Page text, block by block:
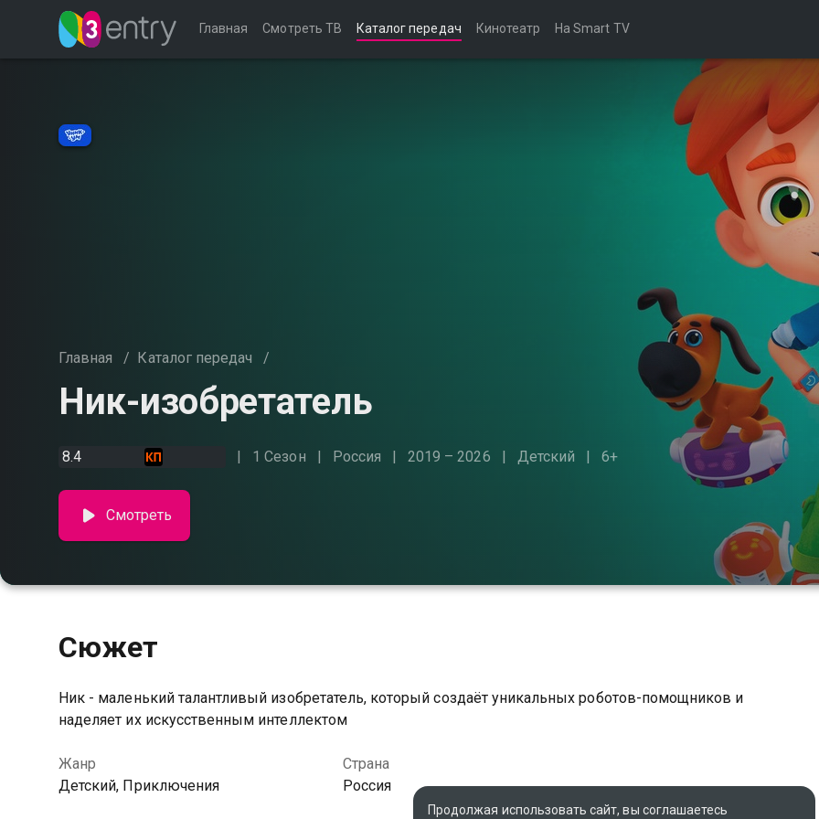
Главная Смотреть ТВ Каталог передач Кинотеатр На Smart TV
Главная / Каталог передач /
Ник-изобретатель
8.4 1 Сезон Россия 2019 – 2026 Детский 6+
Смотреть
Сюжет
Ник - маленький талантливый изобретатель, который создаёт уникальных роботов-помощников и
наделяет их искусственным интеллектом
Жанр
Детский, Приключения
Страна
Россия
Продолжая использовать сайт, вы соглашаетесь